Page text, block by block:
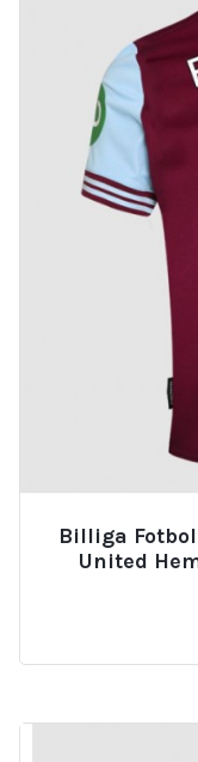
Billiga
United